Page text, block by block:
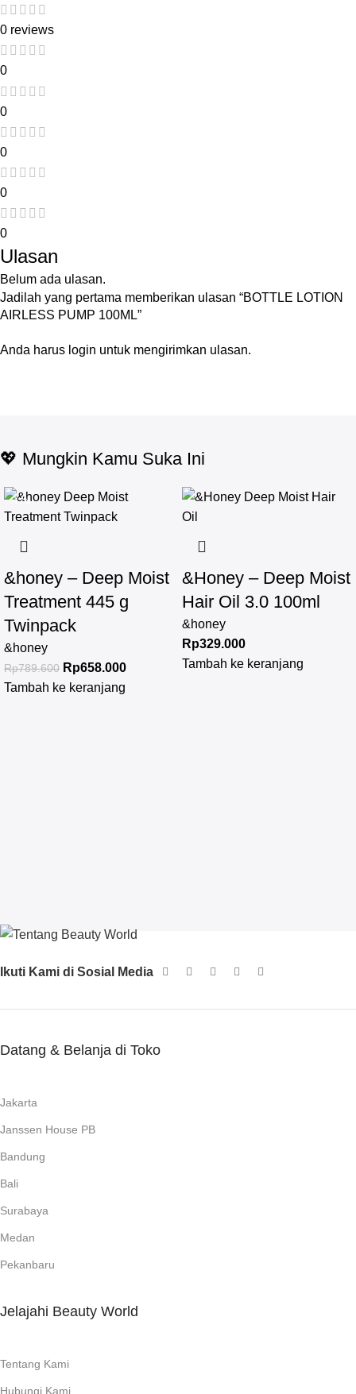
0 reviews
0
0
0
0
0
Ulasan
Belum ada ulasan.
Jadilah yang pertama memberikan ulasan “BOTTLE LOTION
AIRLESS PUMP 100ML”
Anda harus login untuk mengirimkan ulasan.
💖 Mungkin Kamu Suka Ini
-17%
&honey – Deep Moist
Treatment 445 g
Twinpack
&honey
Rp789.600 Rp658.000
Tambah ke keranjang
&Honey – Deep Moist
Hair Oil 3.0 100ml
&honey
Rp329.000
Tambah ke keranjang
Ikuti Kami di Sosial Media
Datang & Belanja di Toko
Jakarta
Janssen House PB
Bandung
Bali
Surabaya
Medan
Pekanbaru
Jelajahi Beauty World
Tentang Kami
Hubungi Kami